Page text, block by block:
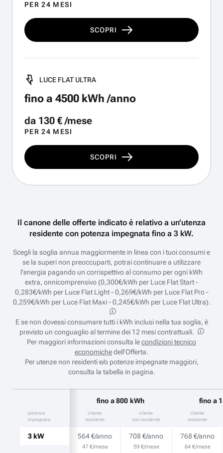
PER 24 MESI
SCOPRI
LUCE FLAT ULTRA
fino a 4500 kWh /anno
da 130 € /mese
PER 24 MESI
SCOPRI
Il canone delle offerte indicato è relativo a un’utenza
residente con potenza impegnata fino a 3 kW.
Scegli la soglia annua maggiormente in linea con i tuoi consumi e
se la superi non preoccuparti, potrai continuare a utilizzare
l'energia pagando un corrispettivo al consumo per ogni kWh
extra, onnicomprensivo (0,300€/kWh per Luce Flat Start -
0,283€/kWh per Luce Flat Light - 0,269€/kWh per Luce Flat Pro -
0,259€/kWh per Luce Flat Maxi - 0,245€/kWh per Luce Flat Ultra).
E se non dovessi consumare tutti i kWh inclusi nella tua soglia, è
previsto un conguaglio al termine dei 12 mesi contrattuali.
Per maggiori informazioni consulta lecondizioni tecnico
economichedell’Offerta.
Per utenze non residenti e/o potenze impegnate maggiori,
consulta la tabella in pagina.
fino a 800 kWh fino a
potenza
impegnata
cliente
residente
cliente
non residente
cliente
residente
3 kW 564 €/anno
47 €/mese
708 €/anno
59 €/mese
768 €/anno
64 €/mese